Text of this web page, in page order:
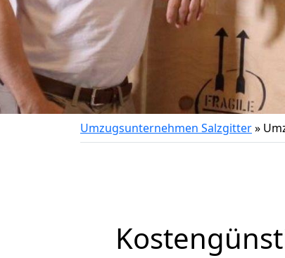
Umzugsunternehmen Salzgitter»